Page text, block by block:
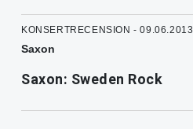
KONSERTRECENSION - 09.06.2013
Saxon
Saxon: Sweden Rock